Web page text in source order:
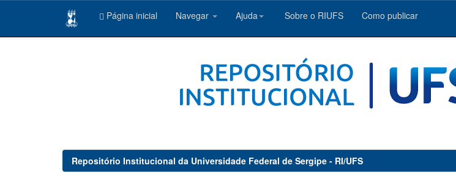
Página inicial Navegar Ajuda Sobre o RIUFS Como publicar
Repositório Institucional da Universidade Federal de Sergipe - RI/UFS